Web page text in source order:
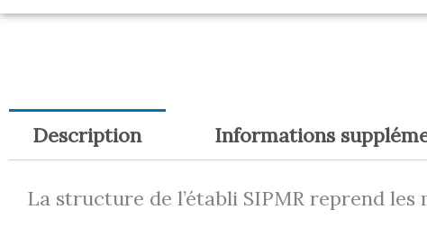
Description Informations
La structure de l’établi SIPMR reprend